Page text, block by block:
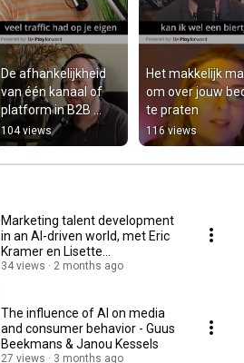
De afhankelijkheid
van één kanaal of
platform in B2B
marketing
104 views
Het makkelijk
om over jouw
te praten
116 views
Marketing talent development
in an AI-driven world, met Eric
Kramer en Lisette
Doodeheefver-Otten
34 views 2 months ago
The influence of AI on media
and consumer behavior - Guus
Beekmans & Janou Kessels
27 views 3 months ago